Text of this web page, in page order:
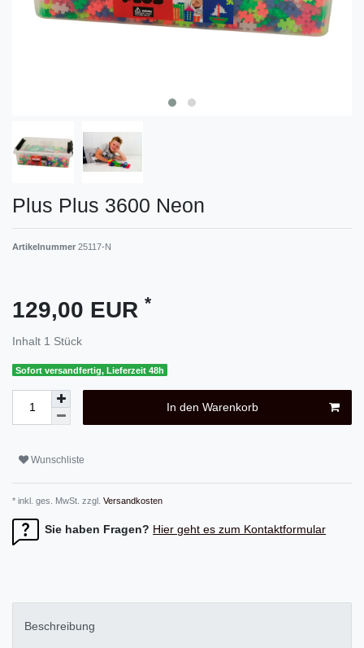
Plus Plus 3600 Neon
Artikelnummer 25117-N
129,00 EUR *
Inhalt 1 Stück
Sofort versandfertig, Lieferzeit 48h
In den Warenkorb
Wunschliste
* inkl. ges. MwSt. zzgl. Versandkosten
Sie haben Fragen? Hier geht es zum Kontaktformular
Beschreibung